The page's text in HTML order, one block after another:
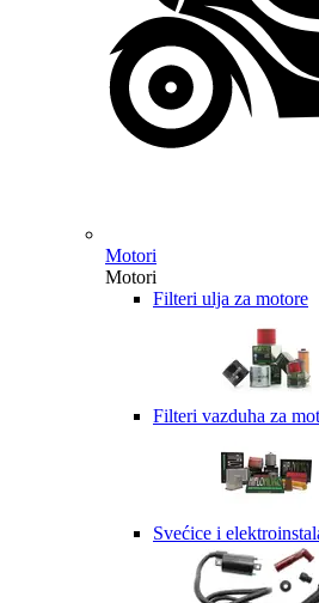
Motori
Motori
Filteri ulja za motore
Filteri vazduha za
Svećice i